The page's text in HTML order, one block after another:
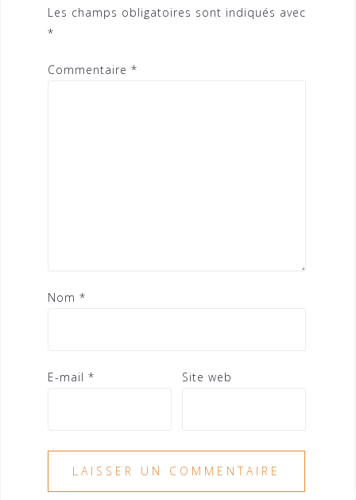
Les champs obligatoires sont indiqués avec
*
Commentaire *
Nom *
E-mail * Site web